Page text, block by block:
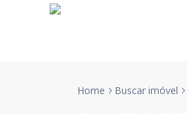
Home Buscar imóvel